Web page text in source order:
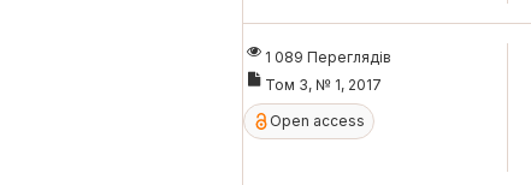
1 089 Переглядів
Том 3, № 1, 2017
Open access